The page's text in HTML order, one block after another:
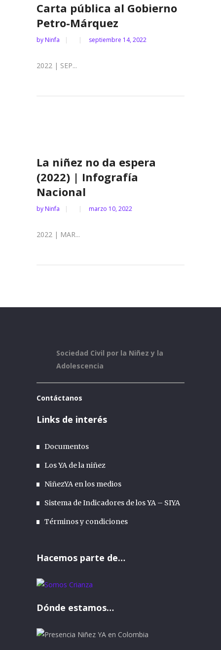
Carta pública al Gobierno
Petro-Márquez
by Ninfa septiembre 14, 2022
2022 | SEP...
La niñez no da espera
(2022) | Infografía
Nacional
by Ninfa marzo 10, 2022
2022 | MAR...
Sociedad Civil por la Niñez y la
Adolescencia
Contáctanos
Links de interés
Documentos
Los YA de la niñez
NiñezYA en los medios
Sistema de Indicadores de los YA – SIYA
Términos y condiciones
Hacemos parte de…
Dónde estamos…